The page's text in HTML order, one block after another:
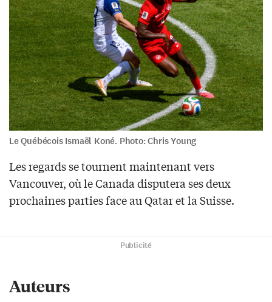
Le Québécois Ismaël Koné. Photo: Chris Young
Les regards se tournent maintenant vers
Vancouver, où le Canada disputera ses deux
prochaines parties face au Qatar et la Suisse.
Publicité
Auteurs